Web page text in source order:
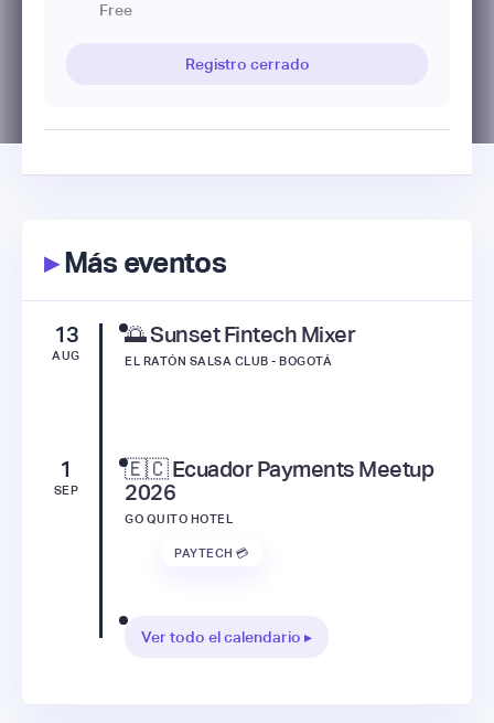
Free
Registro cerrado
▸Más eventos
13
AUG
🌅 Sunset Fintech Mixer
EL RATÓN SALSA CLUB - BOGOTÁ
1
SEP
🇪🇨 Ecuador Payments Meetup
2026
GO QUITO HOTEL
PAYTECH 💳
Ver todo el calendario ▸